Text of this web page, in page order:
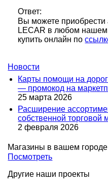
Ответ:
Вы можете приобрести
LECAR в любом нашем
купить онлайн по
Новости
Карты помощи на
— промокод на
25 марта 2026
Расширение
собственной торговой
2 февраля 2026
Магазины в вашем городе
Посмотреть
Другие наши проекты